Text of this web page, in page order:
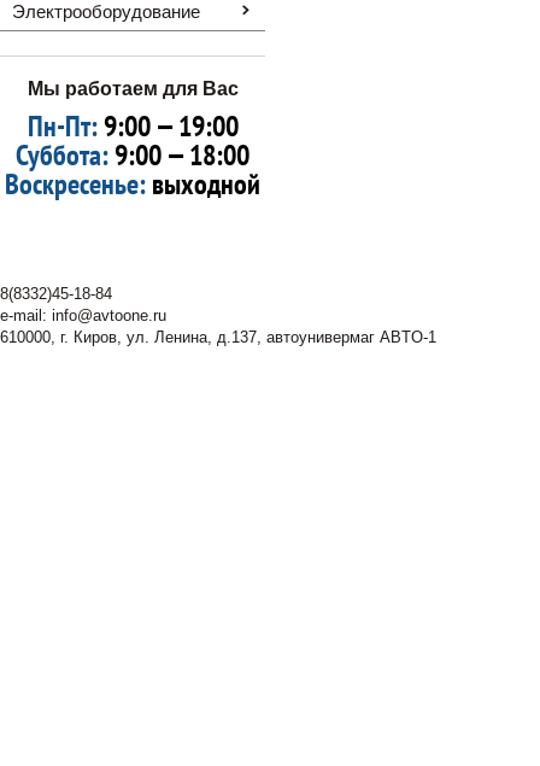
Электрооборудование
Мы работаем для Вас
Пн-Пт:9:00 — 19:00
Суббота:9:00 — 18:00
Воскресенье:выходной
8(8332)45-18-84
e-mail: info@avtoone.ru
610000, г. Киров, ул. Ленина, д.137, автоунивермаг ABTO-1